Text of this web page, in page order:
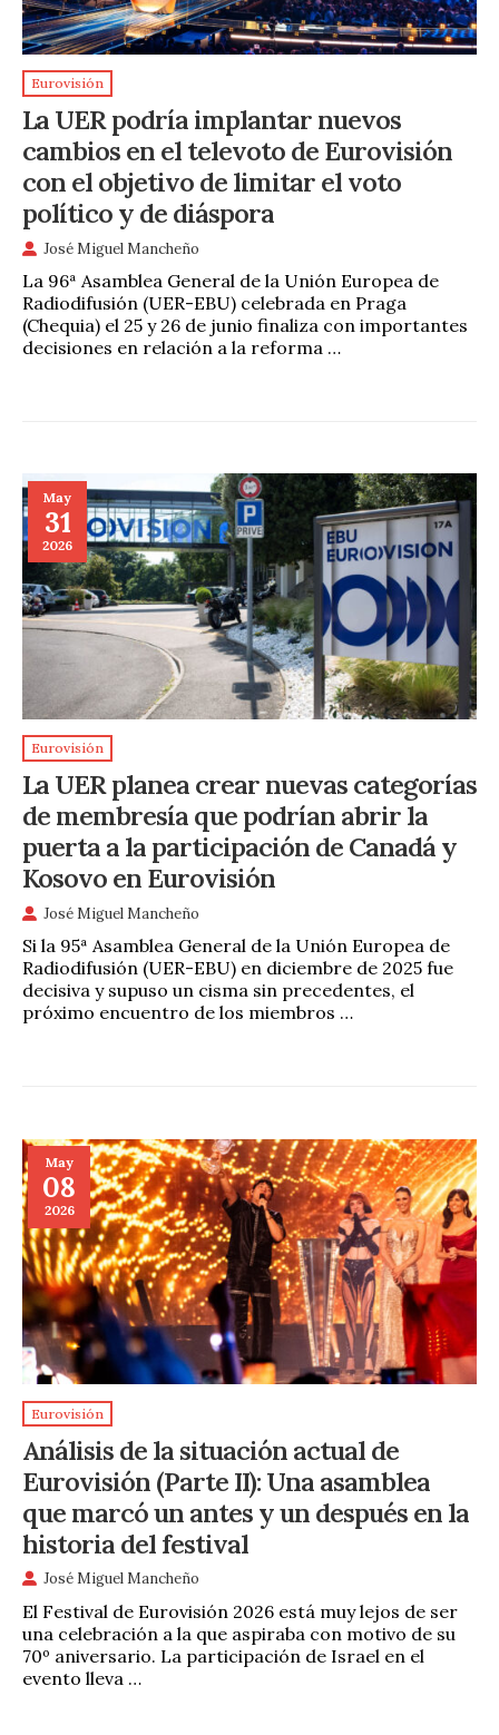
Eurovisión
La UER podría implantar nuevos
cambios en el televoto de Eurovisión
con el objetivo de limitar el voto
político y de diáspora
José Miguel Mancheño
La 96ª Asamblea General de la Unión Europea de
Radiodifusión (UER-EBU) celebrada en Praga
(Chequia) el 25 y 26 de junio finaliza con importantes
decisiones en relación a la reforma …
May
31
2026
Eurovisión
La UER planea crear nuevas categorías
de membresía que podrían abrir la
puerta a la participación de Canadá y
Kosovo en Eurovisión
José Miguel Mancheño
Si la 95ª Asamblea General de la Unión Europea de
Radiodifusión (UER-EBU) en diciembre de 2025 fue
decisiva y supuso un cisma sin precedentes, el
próximo encuentro de los miembros …
May
08
2026
Eurovisión
Análisis de la situación actual de
Eurovisión (Parte II): Una asamblea
que marcó un antes y un después en la
historia del festival
José Miguel Mancheño
El Festival de Eurovisión 2026 está muy lejos de ser
una celebración a la que aspiraba con motivo de su
70º aniversario. La participación de Israel en el
evento lleva …